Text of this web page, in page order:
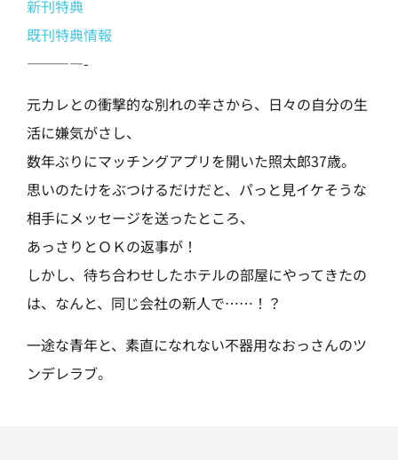
新刊特典
既刊特典情報
————-
元カレとの衝撃的な別れの辛さから、日々の自分の生
活に嫌気がさし、
数年ぶりにマッチングアプリを開いた照太郎37歳。
思いのたけをぶつけるだけだと、パっと見イケそうな
相手にメッセージを送ったところ、
あっさりとＯＫの返事が！
しかし、待ち合わせしたホテルの部屋にやってきたの
は、なんと、同じ会社の新人で……！？
一途な青年と、素直になれない不器用なおっさんのツ
ンデレラブ。